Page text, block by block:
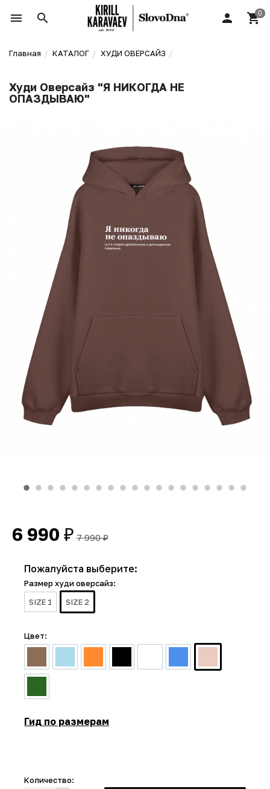
Главная КАТАЛОГ ХУДИ ОВЕРСАЙЗ
Худи Оверсайз "Я НИКОГДА НЕ
ОПАЗДЫВАЮ"
6 990 ₽ 7 990₽
Пожалуйста выберите:
Размер худи оверсайз:
SIZE 1
SIZE 2
Цвет:
Гид по размерам
Количество: